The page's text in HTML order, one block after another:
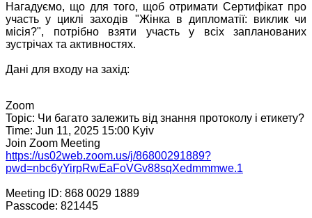
Нагадуємо, що для того, щоб отримати Сертифікат про
участь у циклі заходів "Жінка в дипломатії: виклик чи
місія?", потрібно взяти участь у всіх запланованих
зустрічах та активностях.
Дані для входу на захід:
Zoom
Topic: Чи багато залежить від знання протоколу і етикету?
Time: Jun 11, 2025 15:00 Kyiv
Join Zoom Meeting
https://us02web.zoom.us/j/86800291889?
pwd=nbc6yYirpRwEaFoVGv88sqXedmmmwe.1
Meeting ID: 868 0029 1889
Passcode: 821445